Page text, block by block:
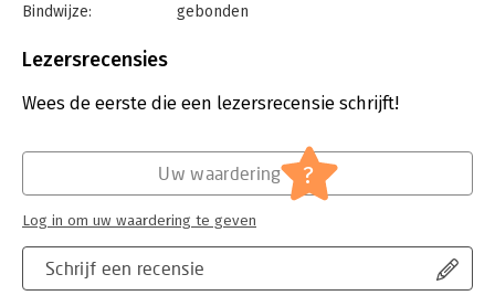
bosfotografen vind je terug in Woodscapes. Ellen en Daniël
ontwikkelen van een persoonlijke visie tot de eerste
nabewerking. Na het lezen van dit boek wil je niets liever dan
Bindwijze:
gebonden
Uitgever:
Verschijningsdatum:
30-3-2020
Sport, hobby, lifestyle
Handboeken spectaculaire fotografie
Lezersrecensies
Wees de eerste die een lezersrecensie schrijft!
Schrijf een recensie
Uw waardering ?
Log in om uw waardering te geven